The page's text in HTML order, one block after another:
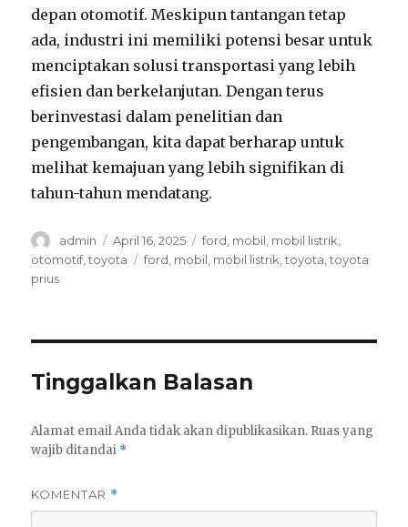
depan otomotif. Meskipun tantangan tetap
ada, industri ini memiliki potensi besar untuk
menciptakan solusi transportasi yang lebih
efisien dan berkelanjutan. Dengan terus
berinvestasi dalam penelitian dan
pengembangan, kita dapat berharap untuk
melihat kemajuan yang lebih signifikan di
tahun-tahun mendatang.
Author
admin
Posted
on
April 16, 2025 Categories
ford mobil mobil listrik
otomotif,toyota Tags
ford mobil mobil listrik ,toyota ,toyota
prius
Tinggalkan Balasan
Alamat email Anda tidak akan dipublikasikan. Ruas yang
wajib ditandai *
KOMENTAR *